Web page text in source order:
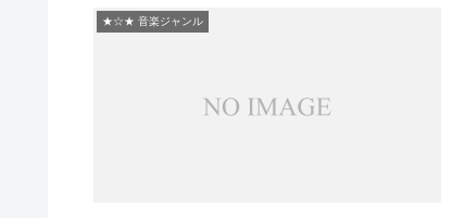
★☆★ 音楽ジャンル